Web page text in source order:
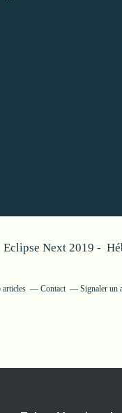
Eclipse Next 2019 -
articles Contact Signaler un